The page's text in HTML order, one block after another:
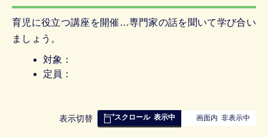
育児に役立つ講座を開催…専門家の話を聞いて学び合い
ましょう。
対象：
定員：
表
表示切替 スクロール 表示中 画面内 非表示中